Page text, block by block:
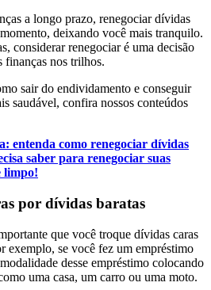
a longo prazo, renegociar dívidas
deixando você mais tranquilo.
considerar renegociar é uma decisão
finanças nos trilhos.
sair do endividamento e conseguir
saudável, confira nossos conteúdos
entenda como renegociar dívidas
saber para renegociar suas
limpo!
por dívidas baratas
que você troque dívidas caras
exemplo, se você fez um empréstimo
desse empréstimo colocando
uma casa, um carro ou uma moto.